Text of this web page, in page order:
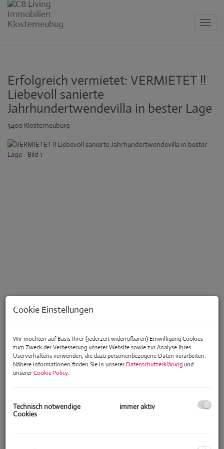
Erfolgreich vermietet: VERMIETET !!
Liebevoll sanierte
Jahrhundertwendevilla in bester Lage
3400 Klosterneuburg
Diese exklusive, liebevoll sanierte Jahrhundertwendevilla garantiert
nicht nur durch ihre Ausstattung sondern auch durch die sensationelle
Cookie Einstellungen
Wir möchten auf Basis Ihrer (jederzeit widerrufbaren) Einwilligung Cookies
zum Zweck der Verbesserung unserer Website sowie zur Analyse Ihres
Userverhaltens verwenden, die dazu personenbezogene Daten verarbeiten.
Nähere Informationen finden Sie in unserer Datenschutzerklärungund
unsererCookie Policy.
Technisch notwendige
Cookies
immer aktiv